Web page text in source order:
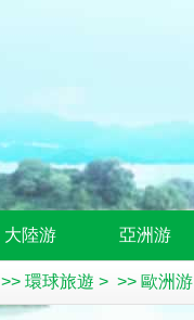
大陸游 亞洲游
>> 環球旅遊 > >> 歐洲游